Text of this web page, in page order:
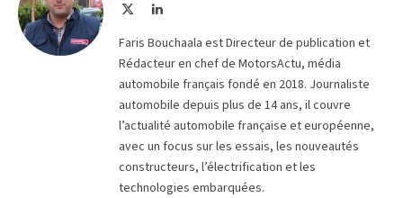
LinkedIn
Faris Bouchaala est Directeur de publication et
Rédacteur en chef de MotorsActu, média
automobile français fondé en 2018. Journaliste
automobile depuis plus de 14 ans, il couvre
l’actualité automobile française et européenne,
avec un focus sur les essais, les nouveautés
constructeurs, l’électrification et les
technologies embarquées.